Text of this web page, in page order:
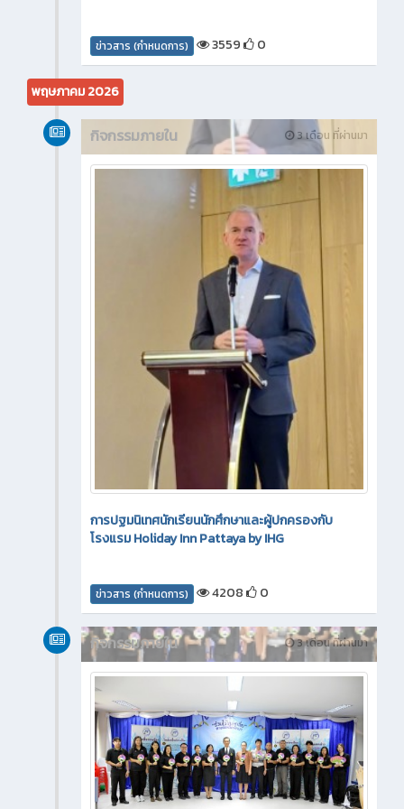
ข่าวสาร (กำหนดการ) 3559 0
พฤษภาคม 2026
3 เดือน ที่ผ่านมา
กิจกรรมภายใน
การปฐมนิเทศนักเรียนนักศึกษาและผู้ปกครองกับ
โรงแรม Holiday Inn Pattaya by IHG
ข่าวสาร (กำหนดการ) 4208 0
3 เดือน ที่ผ่านมา
กิจกรรมภายใน